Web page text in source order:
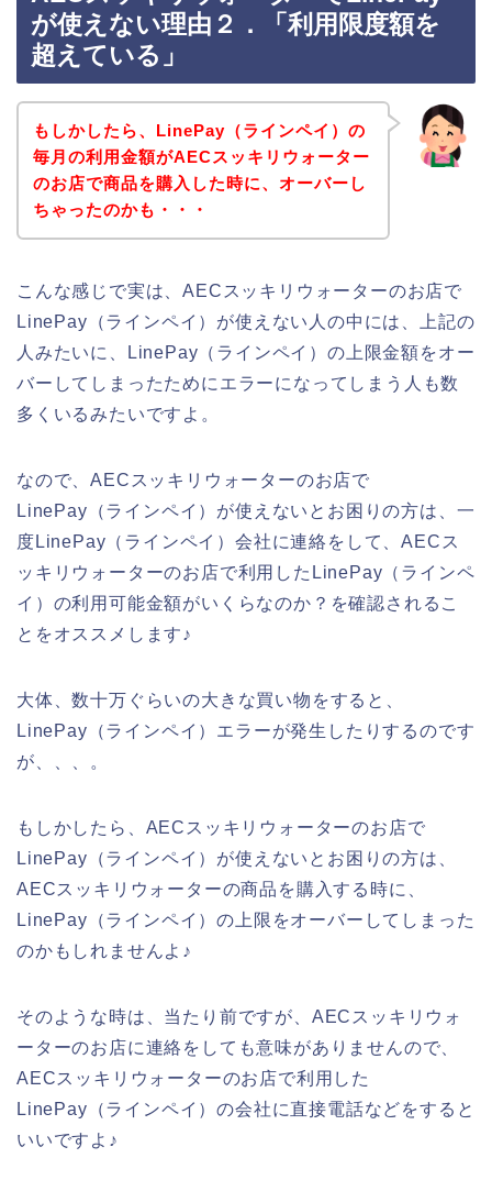
が使えない理由２．「利用限度額を
超えている」
もしかしたら、LinePay（ラインペイ）の
毎月の利用金額がAECスッキリウォーター
のお店で商品を購入した時に、オーバーし
ちゃったのかも・・・
こんな感じで実は、AECスッキリウォーターのお店で
LinePay（ラインペイ）が使えない人の中には、上記の
人みたいに、LinePay（ラインペイ）の上限金額をオー
バーしてしまったためにエラーになってしまう人も数
多くいるみたいですよ。
なので、AECスッキリウォーターのお店で
LinePay（ラインペイ）が使えないとお困りの方は、一
度LinePay（ラインペイ）会社に連絡をして、AECス
ッキリウォーターのお店で利用したLinePay（ラインペ
イ）の利用可能金額がいくらなのか？を確認されるこ
とをオススメします♪
大体、数十万ぐらいの大きな買い物をすると、
LinePay（ラインペイ）エラーが発生したりするのです
が、、、。
もしかしたら、AECスッキリウォーターのお店で
LinePay（ラインペイ）が使えないとお困りの方は、
AECスッキリウォーターの商品を購入する時に、
LinePay（ラインペイ）の上限をオーバーしてしまった
のかもしれませんよ♪
そのような時は、当たり前ですが、AECスッキリウォ
ーターのお店に連絡をしても意味がありませんので、
AECスッキリウォーターのお店で利用した
LinePay（ラインペイ）の会社に直接電話などをすると
いいですよ♪